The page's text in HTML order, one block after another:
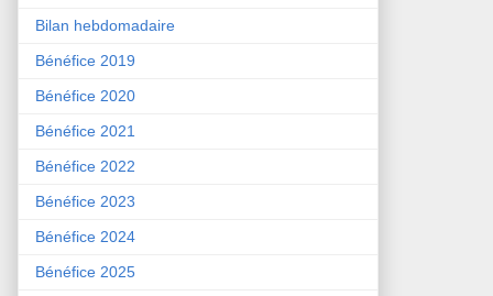
Bilan hebdomadaire
Bénéfice 2019
Bénéfice 2020
Bénéfice 2021
Bénéfice 2022
Bénéfice 2023
Bénéfice 2024
Bénéfice 2025